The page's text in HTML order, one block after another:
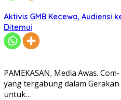
Aktivis GMB Kecewa, Audiensi
Ditemui
PAMEKASAN, Media Awas.
yang tergabung dalam
untuk…